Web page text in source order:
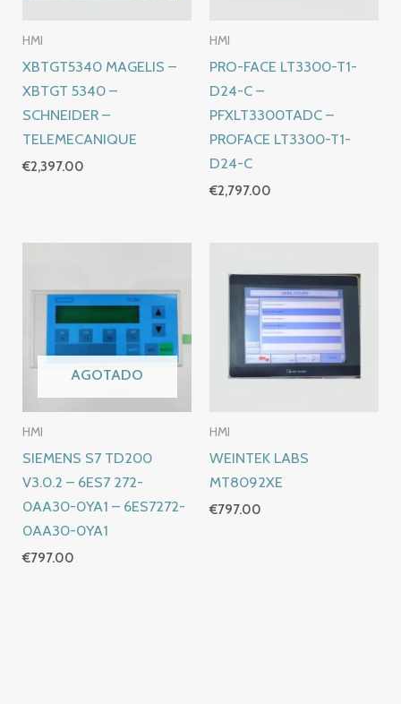
HMI
XBTGT5340 MAGELIS –
XBTGT 5340 –
SCHNEIDER –
TELEMECANIQUE
€2,397.00
HMI
PRO-FACE LT3300-T1-
D24-C –
PFXLT3300TADC –
PROFACE LT3300-T1-
D24-C
€2,797.00
AGOTADO
HMI
SIEMENS S7 TD200
V3.0.2 – 6ES7 272-
0AA30-0YA1 – 6ES7272-
0AA30-0YA1
€797.00
HMI
WEINTEK LABS
MT8092XE
€797.00